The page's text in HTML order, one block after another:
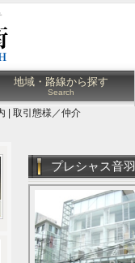
地域・路線から探す
Search
| 取引態様／仲介
プレシャス音羽